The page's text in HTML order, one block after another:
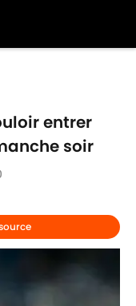
entrer
soir